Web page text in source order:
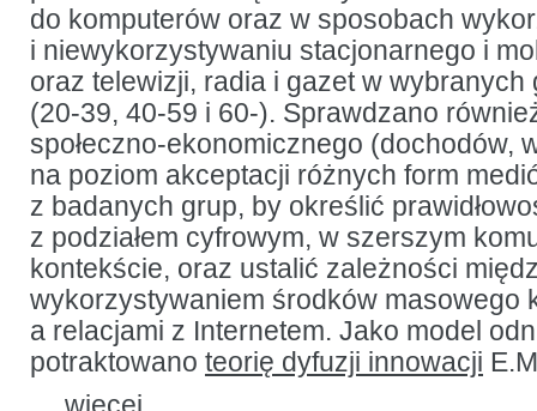
do komputerów oraz w sposobach
i niewykorzystywaniu stacjonarnego i
oraz telewizji, radia i gazet w
(20-39, 40-59 i 60-). Sprawdzano
społeczno-ekonomicznego (dochodów,
na poziom akceptacji różnych form
z badanych grup, by określić
z podziałem cyfrowym, w szerszym
kontekście, oraz ustalić zależności
wykorzystywaniem środków masowego
a relacjami z Internetem. Jako model
potraktowano teorię dyfuzji innowacji